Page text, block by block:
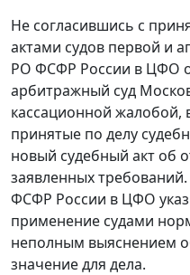
Не согласившись с
актами судов первой и
РО ФСФР России в ЦФО
арбитражный суд
кассационной жалобой,
принятые по делу
новый судебный акт об
заявленных
ФСФР России в ЦФО
применение судами
неполным выяснением
значение для дела.